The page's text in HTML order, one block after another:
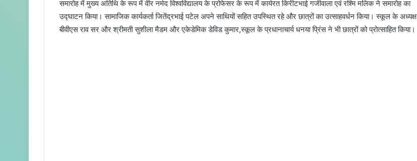
समारोह में मुख्य अतिथि के रूप में वीर नर्मद विश्वविद्यालय के प्रोफेसर के रूप में कार्यरत किरीटभाई गजीवाला एवं रश्मि मलिक ने समारोह का
उद्घाटन किया। सामाजिक कार्यकर्ता जितेंद्रभाई पटेल अपने साथियों सहित उपस्थित रहे और छात्रों का उत्साहवर्धन किया। स्कूल के अध्यक्ष
बीवीएस राव सर और श्रीमती सुशीला मैडम और एकेडेमिक डेविड कुमार,स्कूल के प्रधानाचार्य धनया प्रिंस ने भी छात्रों को प्रोत्साहित किया।